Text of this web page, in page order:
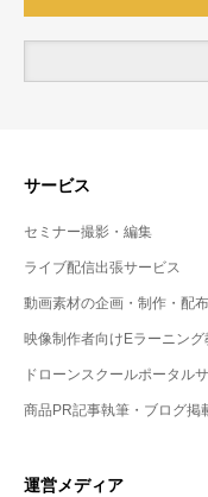
サービス
セミナー撮影・編集
ライブ配信出張サービス
動画素材の企画・制作・配
映像制作者向けEラーニング
ドローンスクールポータル
商品PR記事執筆・ブログ掲
運営メディア